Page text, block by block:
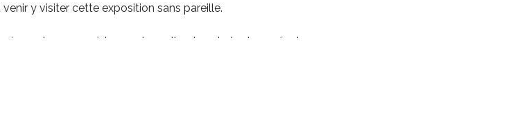
y visiter cette exposition sans pareille.
quelques pas à travers les salles, les pieds chaussés de